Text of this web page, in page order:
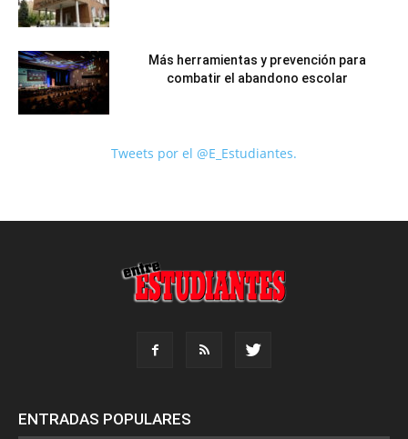
Más herramientas y prevención para
combatir el abandono escolar
Tweets por el @E_Estudiantes.
ENTRADAS POPULARES